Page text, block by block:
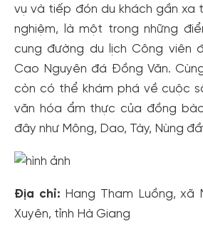
vụ và tiếp đón du khách gần xa
nghiệm, là một trong những
cung đường du lịch Công viên
Cao Nguyên đá Đồng Văn.
còn có thể khám phá về cuộc
văn hóa ẩm thực của đồng
đây như Mông, Dao, Tày, Nùng
Địa chỉ: Hang Tham Luồng, xã
Xuyên, tỉnh Hà Giang